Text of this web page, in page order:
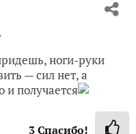
ноги-руки
— сил нет, а
и получается
3Спасибо!